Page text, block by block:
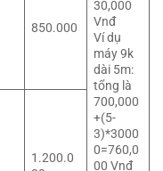
30,000
Vnđ
Ví dụ
máy 9k
dài 5m:
tổng là
700,000
+(5-
3)*3000
0=760,0
00 Vnđ
850.000
1.200.0